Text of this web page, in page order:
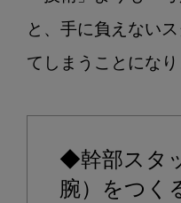
と、手に負えない
てしまうことになり
◆幹部スタ
腕）をつく